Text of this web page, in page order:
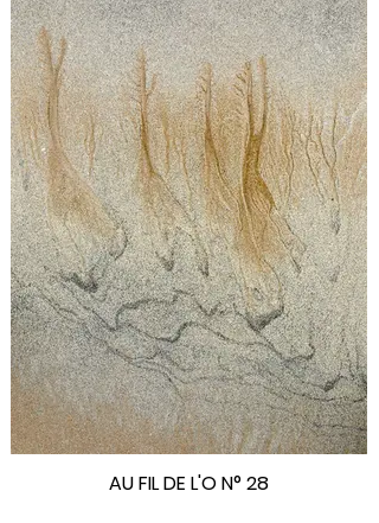
AU FIL DE L'O N° 28